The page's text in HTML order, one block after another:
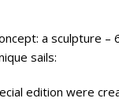
a sculpture –
sails:
edition were